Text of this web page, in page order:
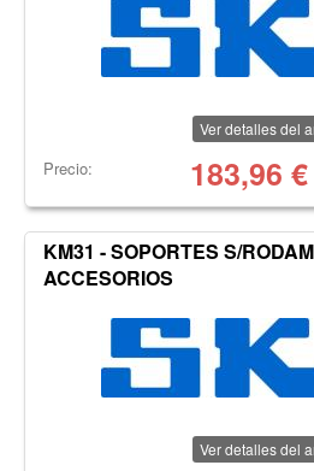
Ver detalles del
Precio: 183,96 €
KM31 - SOPORTES S/
ACCESORIOS
Ver detalles del